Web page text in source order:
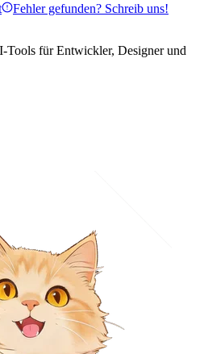
Fehler gefunden? Schreib uns!
Tools für Entwickler, Designer und